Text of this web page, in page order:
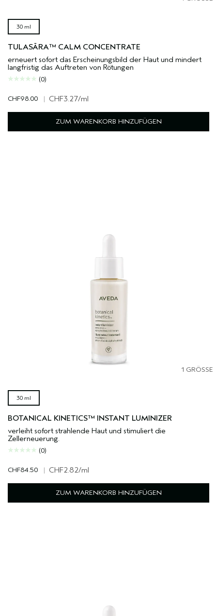
30 ml
TULASĀRA™ CALM CONCENTRATE
erneuert sofort das Erscheinungsbild der Haut und mindert
langfristig das Auftreten von Rötungen
(0)
CHF98.00 | CHF3.27/ml
ZUM WARENKORB HINZUFÜGEN
1 GRÖSSE
30 ml
BOTANICAL KINETICS™ INSTANT LUMINIZER
verleiht sofort strahlende Haut und stimuliert die
Zellerneuerung.
(0)
CHF84.50 | CHF2.82/ml
ZUM WARENKORB HINZUFÜGEN